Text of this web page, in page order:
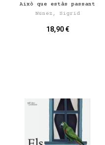
Això que estàs passant
Nunez, Sigrid
18,90 €